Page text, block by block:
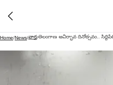
Home/News/వార్త/తెలంగాణ ఆవిర్భావ దినోత్సవం..